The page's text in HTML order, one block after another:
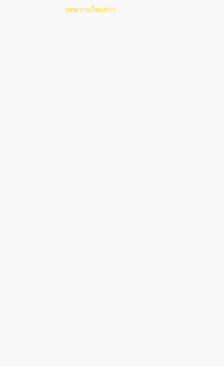
บทความใหม่กว่า